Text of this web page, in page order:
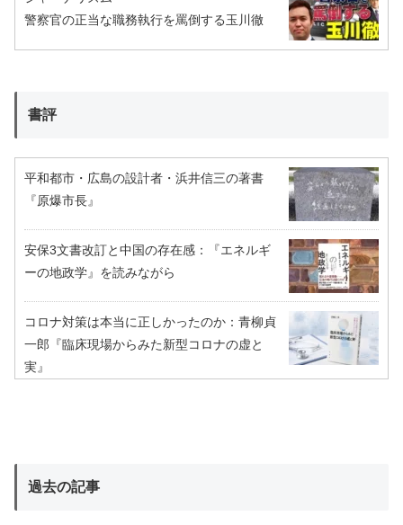
警察官の正当な職務執行を罵倒する玉川徹
書評
平和都市・広島の設計者・浜井信三の著書
『原爆市長』
安保3文書改訂と中国の存在感：『エネルギ
ーの地政学』を読みながら
コロナ対策は本当に正しかったのか：青柳貞
一郎『臨床現場からみた新型コロナの虚と
実』
過去の記事